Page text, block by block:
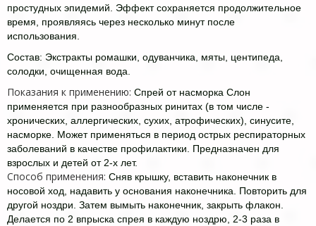
простудных эпидемий. Эффект сохраняется продолжительное
время, проявляясь через несколько минут после
использования.
Состав: Экстракты ромашки, одуванчика, мяты, центипеда,
солодки, очищенная вода.
Показания к применению: Спрей от насморка Слон
применяется при разнообразных ринитах (в том числе -
хронических, аллергических, сухих, атрофических), синусите,
насморке. Может применяться в период острых респираторных
заболеваний в качестве профилактики. Предназначен для
взрослых и детей от 2-х лет.
Способ применения: Сняв крышку, вставить наконечник в
носовой ход, надавить у основания наконечника. Повторить для
другой ноздри. Затем вымыть наконечник, закрыть флакон.
Делается по 2 впрыска спрея в каждую ноздрю, 2-3 раза в